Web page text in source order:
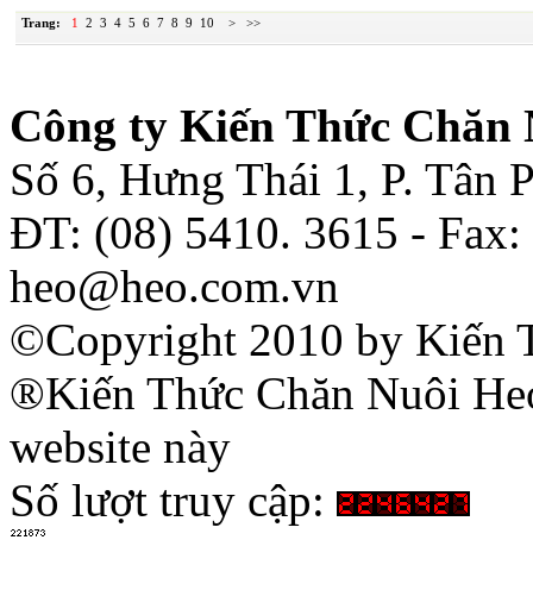
Trang: 1 2 3 4 5 6 7 8 9 10 > >>
Công ty Kiến Thức Chăn
Số 6, Hưng Thái 1, P. Tân
ĐT: (08) 5410. 3615 -
heo@heo.com.vn
©Copyright 2010 by Kiến
®Kiến Thức Chăn Nuôi
website này
Số lượt truy cập: